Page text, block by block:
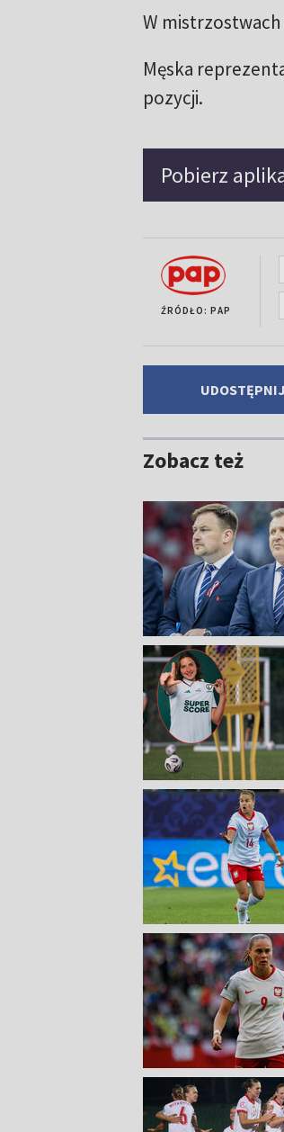
W mistrzostwach
Męska
pozycji.
Pobierz
ŹRÓDŁO: PAP
Zobacz też